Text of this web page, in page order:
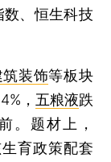
、恒生科技
筑装饰等板块
， 五粮液跌
。题材上，
育政策配套